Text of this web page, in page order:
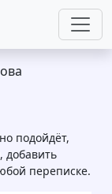
подойдёт,
добавить
переписке.